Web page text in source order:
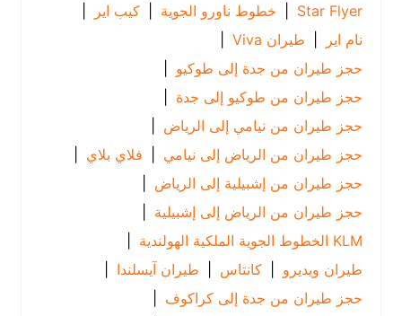
Star Flyer
| خطوط ناورو الجوية | كيب اير |
| طيران Viva
|
حجز طيران من جدة إلى طوكيو |
حجز طيران من طوكيو إلى جدة
حجز طيران من نيامي إلى الرياض
|
حجز طيران من الرياض إلى نيامي | فلاي بلاي
حجز طيران من إشبيلية إلى الرياض
|
حجز طيران من الرياض إلى إشبيلية |
|
طيران ويديرو
| كانتاس | طيران آيسلندا |
حجز طيران من جدة إلى كراكوف |